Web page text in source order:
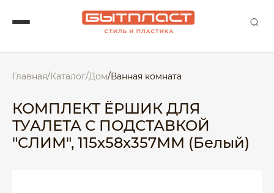
Главная/Каталог/Дом/Ванная комната
КОМПЛЕКТ ЁРШИК ДЛЯ
ТУАЛЕТА С ПОДСТАВКОЙ
"СЛИМ", 115х58х357ММ (Белый)